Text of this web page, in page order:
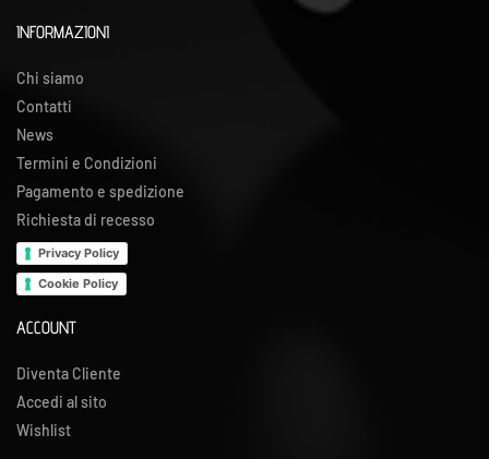
INFORMAZIONI
Chi siamo
Contatti
News
Termini e Condizioni
Pagamento e spedizione
Richiesta di recesso
Privacy Policy
Cookie Policy
ACCOUNT
Diventa Cliente
Accedi al sito
Wishlist